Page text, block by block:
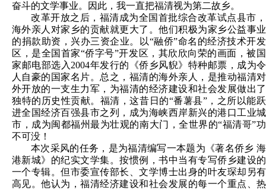
奋斗的文学事业。因此，我一直把福清视为第二故乡。
改革开放之后，福清成为全国首批综合改革试点县市，
海外亲人对家乡的贡献就更大了。他们积极为家乡公益事业
的捐款助资，兴办三资企业。以“融侨”命名的经济技术开发
区，是全国首家“侨字号”开发区，其欣欣向荣的画面，被国
家邮电部选入2004年发行的《侨乡风貎》特种邮票，成为令
人自豪的国家名片。总之，福清的海外亲人，是推动福清对
外开放的一支生力军，为福清的经济建设和社会发展做出了
独特的历史性贡献。福清，这昔日的“番薯县”，之所以能跃
进全国经济百强县市之列，成为海峡西岸新兴的港口工业城
市，成为闽都福州最为壮观的南大门，全世界的“福清哥”功
不可没！
本次采风的任务，是为福清编写一本题为《著名侨乡 海
港新城》的纪实文学集。按惯例，书中当有专写侨乡建设的
一个专辑。但市委宣传部长、文学博士出身的叶友琛却另有
高见。他认为，福清经济建设和社会发展的每一个重点、热